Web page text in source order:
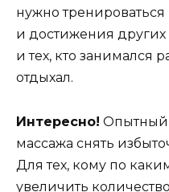
нужно
и достижения других
и тех, кто занимался
отдыхал.
Интересно! Опытный
массажа снять
Для тех, кому по
увеличить